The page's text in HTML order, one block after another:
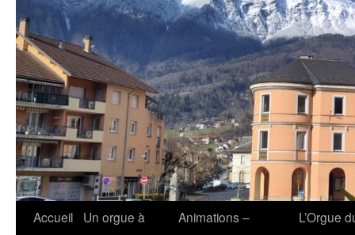
Accueil
Un orgue à
Animations –
L’Orgue